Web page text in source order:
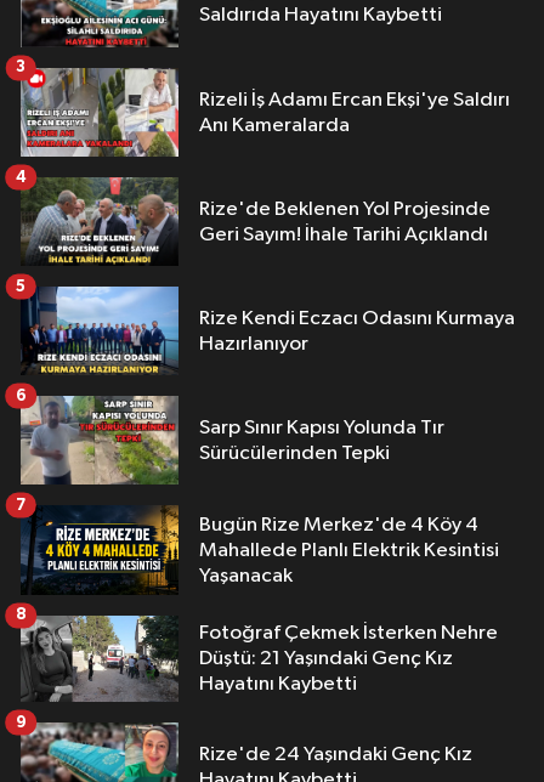
Saldırıda Hayatını Kaybetti
Rizeli İş Adamı Ercan Ekşi'ye Saldırı
Anı Kameralarda
3
Rize'de Beklenen Yol Projesinde
Geri Sayım! İhale Tarihi Açıklandı
4
Rize Kendi Eczacı Odasını Kurmaya
Hazırlanıyor
5
Sarp Sınır Kapısı Yolunda Tır
Sürücülerinden Tepki
6
Bugün Rize Merkez'de 4 Köy 4
Mahallede Planlı Elektrik Kesintisi
Yaşanacak
7
Fotoğraf Çekmek İsterken Nehre
Düştü: 21 Yaşındaki Genç Kız
Hayatını Kaybetti
8
Rize'de 24 Yaşındaki Genç Kız
9